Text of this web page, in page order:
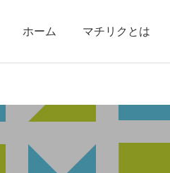
ホーム マチリクとは